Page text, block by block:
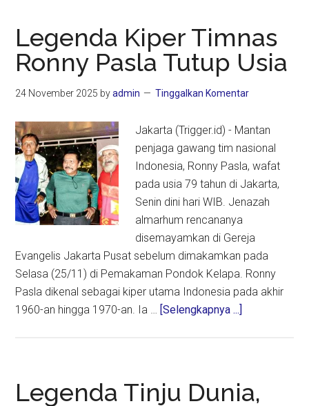
Legenda Kiper Timnas
Ronny Pasla Tutup Usia
24 November 2025 byadmin Tinggalkan Komentar
Jakarta (Trigger.id) - Mantan
penjaga gawang tim nasional
Indonesia, Ronny Pasla, wafat
pada usia 79 tahun di Jakarta,
Senin dini hari WIB. Jenazah
almarhum rencananya
disemayamkan di Gereja
Evangelis Jakarta Pusat sebelum dimakamkan pada
Selasa (25/11) di Pemakaman Pondok Kelapa. Ronny
Pasla dikenal sebagai kiper utama Indonesia pada akhir
1960-an hingga 1970-an. Ia … [Selengkapnya ...]
Pasla
Legenda Tinju Dunia,